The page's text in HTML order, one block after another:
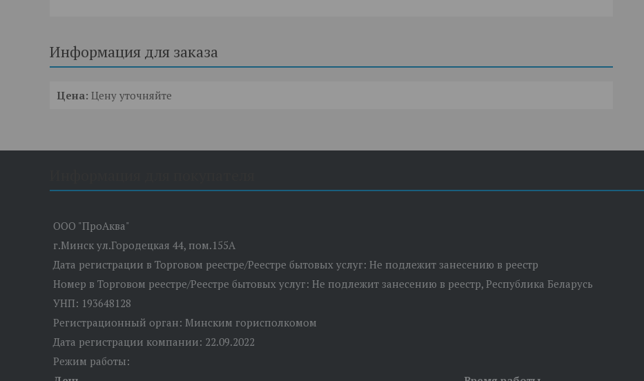
Информация для заказа
Цена: Цену уточняйте
ООО "ПроАква"
г.Минск ул.Городецкая 44, пом.155А
Дата регистрации в Торговом реестре/Реестре бытовых услуг: Не подлежит занесению в реестр
Номер в Торговом реестре/Реестре бытовых услуг: Не подлежит занесению в реестр, Республика Беларусь
УНП: 193648128
Регистрационный орган: Минским горисполкомом
Дата регистрации компании: 22.09.2022
Режим работы: